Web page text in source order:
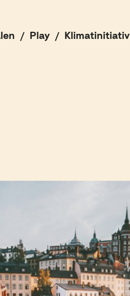
Play Klimatinitiativ